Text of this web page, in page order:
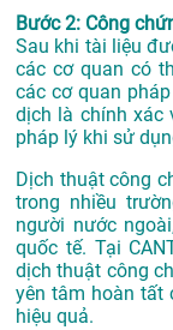
Bước 2: Công
Sau khi tài liệu
các cơ quan có
các cơ quan
dịch là chính xác
pháp lý khi sử
Dịch thuật công
trong nhiều
người nước
quốc tế. Tại
dịch thuật công
yên tâm hoàn tất
hiệu quả.